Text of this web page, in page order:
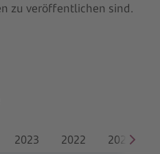
zu veröffentlichen sind.
2023 2022 2021